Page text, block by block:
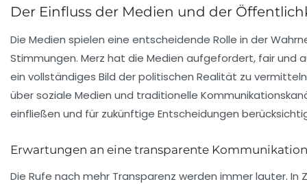
Der Einfluss der Medien und der
Die Medien spielen eine entscheidende Rolle in der
Stimmungen. Merz hat die Medien aufgefordert, fair und
ein vollständiges Bild der politischen Realität zu
über soziale Medien und traditionelle
einfließen und für zukünftige Entscheidungen
Erwartungen an eine transparente Kommunikation
Die Rufe nach mehr Transparenz werden immer lauter. In